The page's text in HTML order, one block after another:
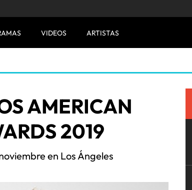
VIDEOS ARTISTAS
AMERICAN
2019
en Los Ángeles